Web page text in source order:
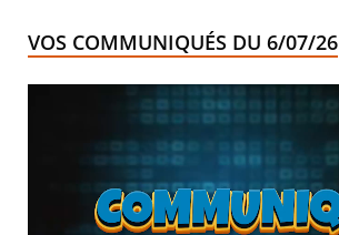
VOS COMMUNIQUÉS DU 6/07/26